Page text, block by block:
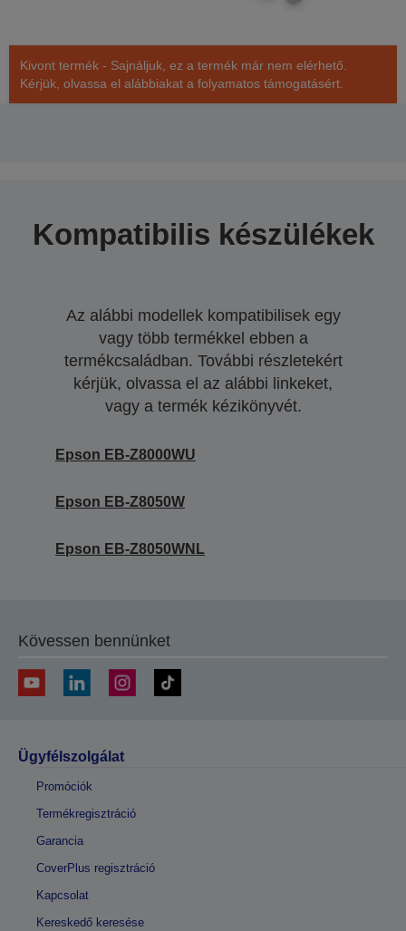
Kivont termék - Sajnáljuk, ez a termék már nem elérhető.
Kérjük, olvassa el alábbiakat a folyamatos támogatásért.
Kompatibilis készülékek
Az alábbi modellek kompatibilisek egy
vagy több termékkel ebben a
termékcsaládban. További részletekért
kérjük, olvassa el az alábbi linkeket,
vagy a termék kézikönyvét.
Epson EB-Z8000WU
Epson EB-Z8050W
Epson EB-Z8050WNL
Kövessen bennünket
Ügyfélszolgálat
Promóciók
Termékregisztráció
Garancia
CoverPlus regisztráció
Kapcsolat
Kereskedő keresése